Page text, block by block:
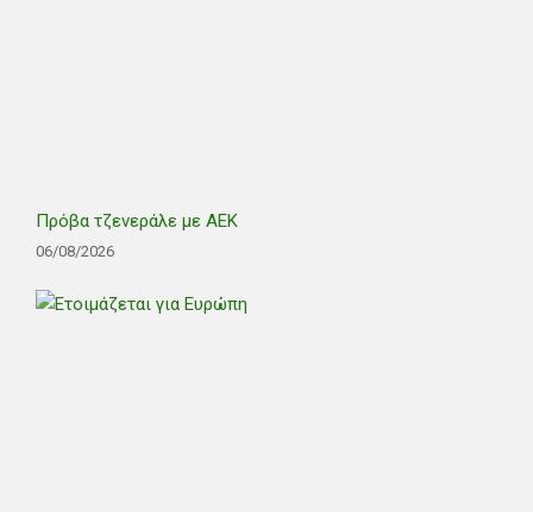
Πρόβα τζενεράλε με ΑΕΚ
06/08/2026